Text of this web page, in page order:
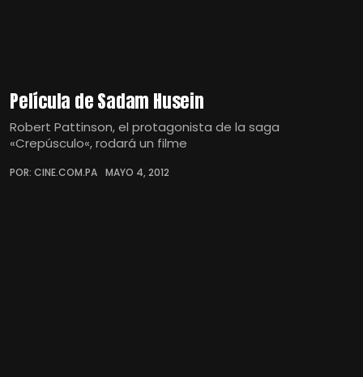
Película de Sadam Husein
Robert Pattinson, el protagonista de la saga
«Crepúsculo«, rodará un filme
POR: CINE.COM.PA MAYO 4, 2012